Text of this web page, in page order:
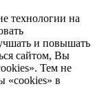
технологии на
и повышать
сайтом, Вы
Тем не
«cookies» в